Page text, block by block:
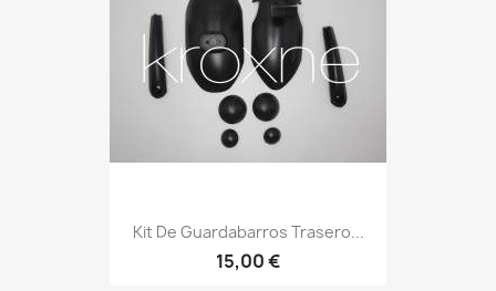
Kit De Guardabarros Trasero...
15,00 €